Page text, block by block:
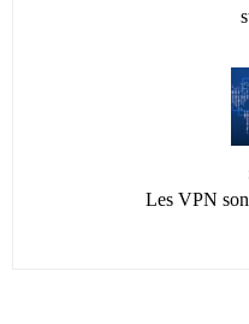
Les VPN